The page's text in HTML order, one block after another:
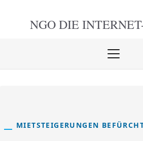
NGO DIE
Menü
MIETSTEIGERUNGEN